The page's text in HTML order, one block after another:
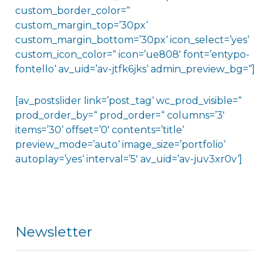
custom_border_color=“
custom_margin_top=’30px‘
custom_margin_bottom=’30px‘ icon_select=’yes‘
custom_icon_color=“ icon=’ue808′ font=’entypo-
fontello‘ av_uid=’av-jtfk6jks‘ admin_preview_bg=“]
[av_postslider link=’post_tag‘ wc_prod_visible=“
prod_order_by=“ prod_order=“ columns=’3′
items=’30‘ offset=’0′ contents=’title‘
preview_mode=’auto‘ image_size=’portfolio‘
autoplay=’yes‘ interval=’5′ av_uid=’av-juv3xr0v‘]
Newsletter